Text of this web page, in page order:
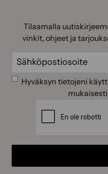
Tilaamalla
vinkit, ohjeet ja
Sähköposti
(Pakollinen)
Suostumus
Hyväksyn tietojeni